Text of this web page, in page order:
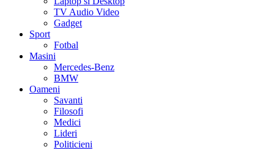
TV Audio Video
Gadget
Sport
Fotbal
Masini
Mercedes-Benz
BMW
Oameni
Savanti
Filosofi
Medici
Lideri
Politicieni